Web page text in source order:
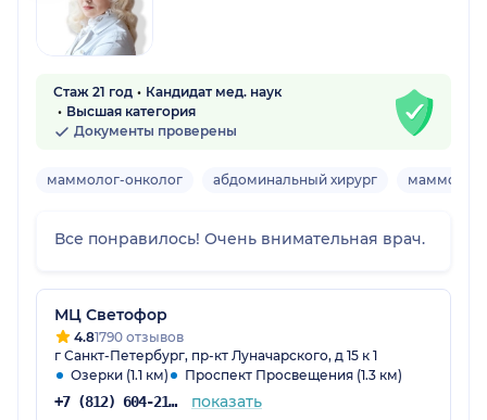
Стаж 21 год
Кандидат мед. наук
Высшая категория
Документы проверены
маммолог-онколог абдоминальный хирург маммолог-
Все понравилось! Очень внимательная врач.
МЦ Светофор
4.81790 отзывов
г Санкт-Петербург, пр-кт Луначарского, д 15 к 1
Озерки (1.1 км)
Проспект Просвещения (1.3 км)
+7 (812) 604-21-48 показать